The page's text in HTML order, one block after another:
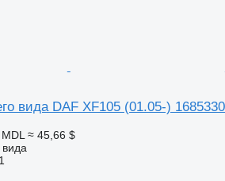
вида DAF XF105 (01.05-)
≈ 45,66 $